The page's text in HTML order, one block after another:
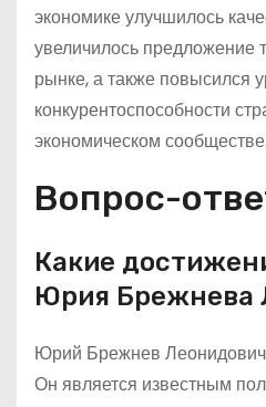
экономике улучшилось
увеличилось предложение
рынке, а также повысился
конкурентоспособности
экономическом сообществе.
Вопрос-
Какие
Юрия Брежнева
Юрий Брежнев
Он является известным